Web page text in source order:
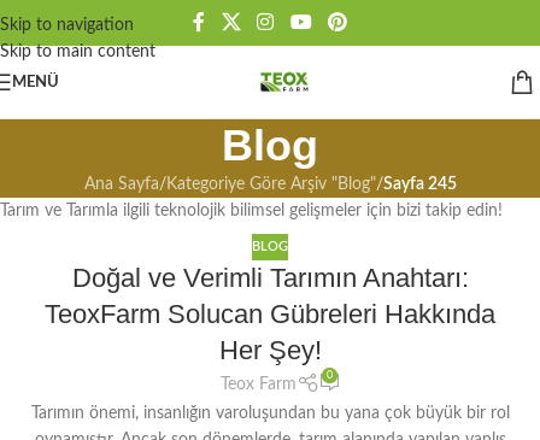
Skip to navigation
Skip to main content
MENÜ
Blog
Ana Sayfa/ Kategoriye Göre Arşiv "Blog"/Sayfa 245
Tarım ve Tarımla ilgili teknolojik bilimsel gelişmeler için bizi takip edin!
BLOG
Doğal ve Verimli Tarımın Anahtarı:
TeoxFarm Solucan Gübreleri Hakkında
Her Şey!
Teox Farm
0
Tarımın önemi, insanlığın varoluşundan bu yana çok büyük bir rol